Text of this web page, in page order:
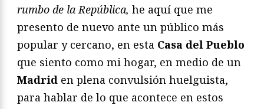
rumbo de la República, he aquí que me
presento de nuevo ante un público más
popular y cercano, en esta Casa del Pueblo
que siento como mi hogar, en medio de un
Madrid en plena convulsión huelguista,
para hablar de lo que acontece en estos